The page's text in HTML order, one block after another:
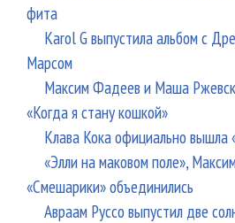
фита
Karol G выпустила альбом с
Марсом
Максим Фадеев и Маша
«Когда я стану кошкой»
Клава Кока официально вышла
«Элли на маковом поле»,
«Смешарики» объединились
Авраам Руссо выпустил две